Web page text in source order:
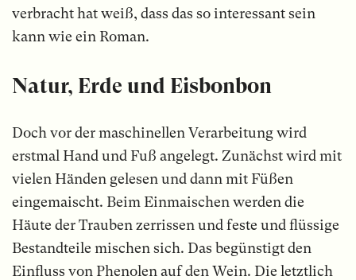
verbracht hat weiß, dass das so interessant sein
kann wie ein Roman.
Natur, Erde und Eisbonbon
Doch vor der maschinellen Verarbeitung wird
erstmal Hand und Fuß angelegt. Zunächst wird mit
vielen Händen gelesen und dann mit Füßen
eingemaischt. Beim Einmaischen werden die
Häute der Trauben zerrissen und feste und flüssige
Bestandteile mischen sich. Das begünstigt den
Einfluss von Phenolen auf den Wein. Die letztlich